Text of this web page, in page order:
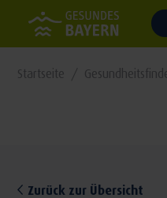
Startseite
Zurück zur Übersicht